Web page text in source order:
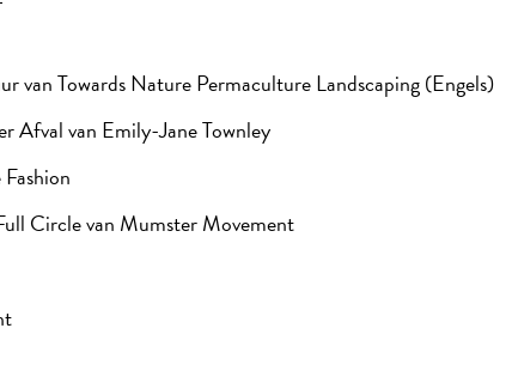
van Towards Nature Permaculture Landscaping (Engels)
Afval van Emily-Jane Townley
Circle van Mumster Movement